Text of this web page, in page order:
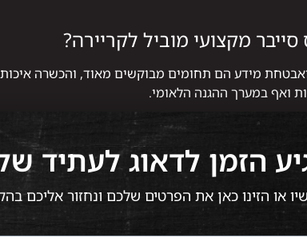
מקצועי מוביל לקריירה?
ואבטחת מידע הם תחומים מבוקשים מאוד, והכשרה
ואף במערך ההגנה הלאומי.
הזמן לדאוג לעתיד
או הזינו כאן את הפרטים שלכם ונחזור אליכם